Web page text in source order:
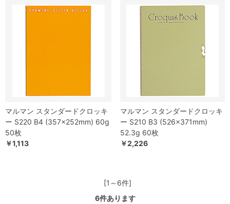
マルマン スタンダードクロッキ
ー S220 B4 (357×252mm) 60g
50枚
￥1,113
マルマン スタンダードクロッキ
ー S210 B3 (526×371mm)
52.3g 60枚
￥2,226
[1～6件]
6件あります